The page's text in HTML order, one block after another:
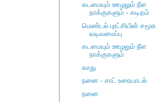
கடமையும் ஊழலும் நீள
நாக்குகளும் - கடிதம்
மெண்டல் புரட்சியின் சமூக
வடிவமைப்பு
கடமையும் ஊழலும் நீள
நாக்குகளும்
காது
நனை - சாட் உரையாடல்
நனை